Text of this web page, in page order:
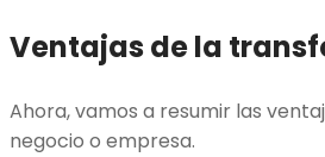
Ventajas de la
Ahora, vamos a resumir las
negocio o empresa.